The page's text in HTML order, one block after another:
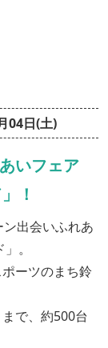
04日(土)
いフェア
！
出会いふれあ
。
ーツのまち鈴
で、約500台